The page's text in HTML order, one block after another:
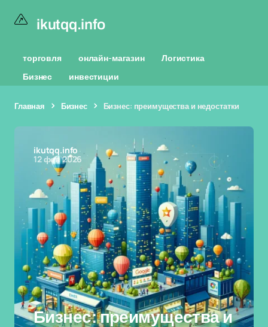
ikutqq.info
торговля онлайн-магазин
Логистика
Бизнес
инвестиции
Главная Бизнес Бизнес: преимущества и недостатки
ikutqq.info
12 фев 2026
Бизнес: преимущества и